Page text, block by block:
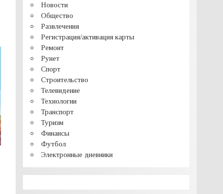
Новости
Общество
Развлечения
Регистрация/активация карты
Ремонт
Рунет
Спорт
Строительство
Телевидение
Технологии
Транспорт
Туризм
Финансы
Футбол
Электронные дневники